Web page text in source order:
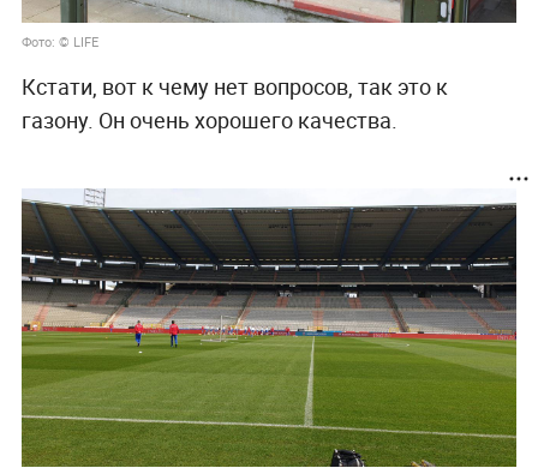
Фото: © LIFE
Кстати, вот к чему нет вопросов, так это к
газону. Он очень хорошего качества.